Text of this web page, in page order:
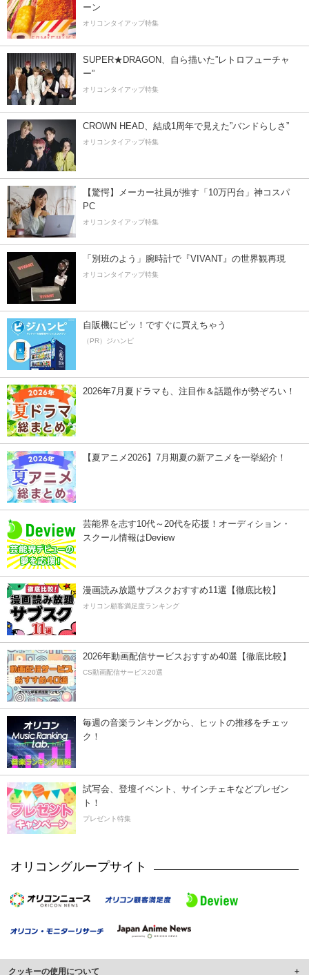
ーン
オリコンタイアップ特集
SUPER★DRAGON、自ら描いた”レトロフューチャ
ー”
オリコンタイアップ特集
CROWN HEAD、結成1周年で見えた”バンドらしさ”
オリコンタイアップ特集
【驚愕】メーカー社員が推す「10万円台」神コスパ
PC
オリコンタイアップ特集
「別班のよう」腕時計で『VIVANT』の世界観再現
オリコンタイアップ特集
自販機にピッ！ですぐに買えちゃう
（PR）ジハンピ
2026年7月夏ドラマも、注目作＆話題作が勢ぞろい！
【夏アニメ2026】7月期夏の新アニメを一挙紹介！
芸能界を志す10代～20代を応援！オーディション・
スクール情報はDeview
漫画読み放題サブスクおすすめ11選【徹底比較】
オリコン顧客満足度ランキング
2026年動画配信サービスおすすめ40選【徹底比較】
CS動画配信サービス20選
毎週の音楽ランキングから、ヒットの推移をチェッ
ク！
試写会、登壇イベント、サインチェキなどプレゼン
ト！
プレゼント特集
オリコングループサイト
クッキーの使用について